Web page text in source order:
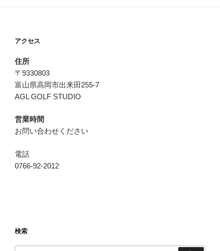
アクセス
住所
〒9330803
富山県高岡市出来田255-7
AGL GOLF STUDIO
営業時間
お問い合わせください
電話
0766-92-2012
検索